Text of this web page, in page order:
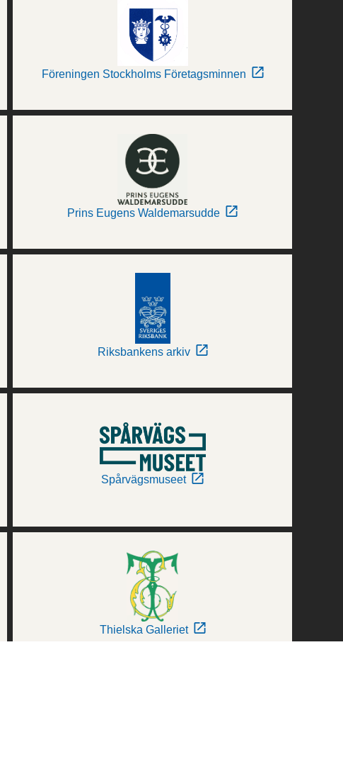
Föreningen Stockholms Företagsminnen
Prins Eugens Waldemarsudde
Riksbankens arkiv
Spårvägsmuseet
Thielska Galleriet